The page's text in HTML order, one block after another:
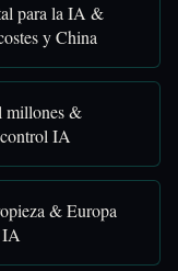
para la IA &
y China
millones &
IA
& Europa
IA